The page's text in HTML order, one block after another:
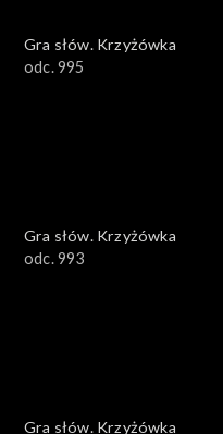
Gra słów. Krzyżówka
odc. 995
Gra słów. Krzyżówka
odc. 993
Gra słów. Krzyżówka